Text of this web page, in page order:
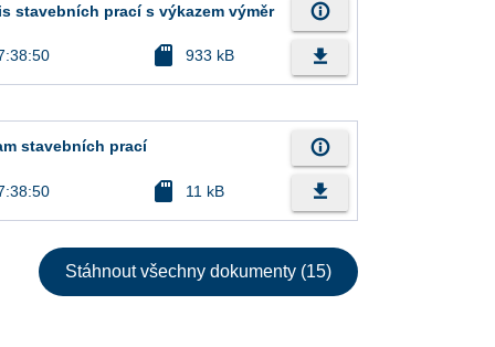
stavebních prací s výkazem výměr
sd_card 933 kB
info_outline
file_download
stavebních prací
sd_card 11 kB
info_outline
file_download
Stáhnout všechny dokumenty (15)